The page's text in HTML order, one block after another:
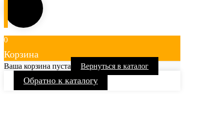
0
Корзина
Ваша корзина пуста Вернуться в каталог
Обратно к каталогу